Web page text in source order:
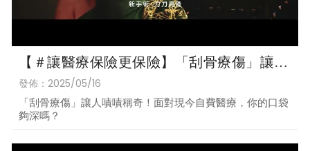
【＃讓醫療保險更保險】「刮骨療傷」讓人
嘖嘖稱奇！面對現今自費醫療，你的口袋夠
深嗎？
發佈：2025/05/16
「刮骨療傷」讓人嘖嘖稱奇！面對現今自費醫療，你的口袋
夠深嗎？